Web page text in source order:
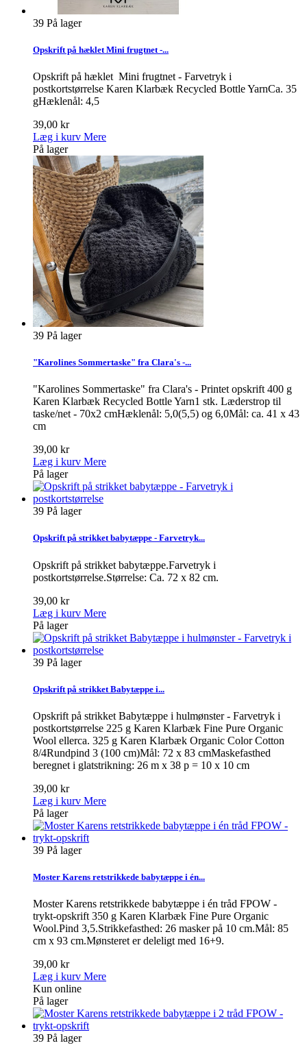
39 På lager
Opskrift på hæklet Mini frugtnet -...
Opskrift på hæklet Mini frugtnet - Farvetryk i
postkortstørrelse Karen Klarbæk Recycled Bottle YarnCa. 35
gHæklenål: 4,5
39,00 kr
Læg i kurv Mere
På lager
39 På lager
"Karolines Sommertaske" fra Clara's -...
"Karolines Sommertaske" fra Clara's - Printet opskrift 400 g
Karen Klarbæk Recycled Bottle Yarn1 stk. Læderstrop til
taske/net - 70x2 cmHæklenål: 5,0(5,5) og 6,0Mål: ca. 41 x 43
cm
39,00 kr
Læg i kurv Mere
På lager
39 På lager
Opskrift på strikket babytæppe - Farvetryk...
Opskrift på strikket babytæppe.Farvetryk i
postkortstørrelse.Størrelse: Ca. 72 x 82 cm.
39,00 kr
Læg i kurv Mere
På lager
39 På lager
Opskrift på strikket Babytæppe i...
Opskrift på strikket Babytæppe i hulmønster - Farvetryk i
postkortstørrelse 225 g Karen Klarbæk Fine Pure Organic
Wool ellerca. 325 g Karen Klarbæk Organic Color Cotton
8/4Rundpind 3 (100 cm)Mål: 72 x 83 cmMaskefasthed
beregnet i glatstrikning: 26 m x 38 p = 10 x 10 cm
39,00 kr
Læg i kurv Mere
På lager
39 På lager
Moster Karens retstrikkede babytæppe i én...
Moster Karens retstrikkede babytæppe i én tråd FPOW -
trykt-opskrift 350 g Karen Klarbæk Fine Pure Organic
Wool.Pind 3,5.Strikkefasthed: 26 masker på 10 cm.Mål: 85
cm x 93 cm.Mønsteret er deleligt med 16+9.
39,00 kr
Læg i kurv Mere
Kun online
På lager
39 På lager